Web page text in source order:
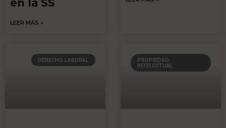
en la SS
LEER MÁS »
DERECHO LABORAL
PROPIEDAD
INTELECTUAL